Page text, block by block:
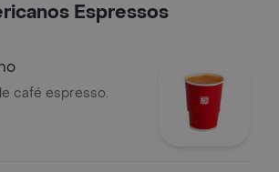
Espressos
café espresso.